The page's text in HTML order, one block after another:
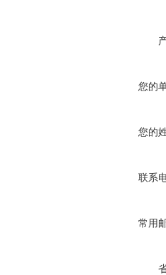
您的
您的
联系
常用